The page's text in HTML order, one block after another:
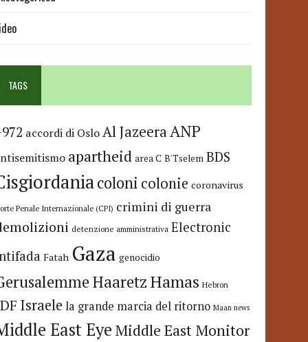
TAGS
accordi di OsloAl JazeeraANP
apartheid area C B'Tselem BDS
coloni colonie coronavirus
Penale Internazionale (CPI) crimini di guerra
detenzione amministrativa Electronic
Fatah Gaza genocidio
HaaretzHamas Hebron
Israele la grande marcia del ritorno Maan news
East Eye Middle East Monitor